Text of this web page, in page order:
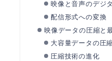
映像と音声のデジ
配信形式への変換
映像データの圧縮と
大容量データの圧
圧縮技術の進化